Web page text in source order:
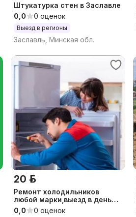
Штукатурка стен в Заславле
0,0
0 оценок
Выезд в регионы
Заславль, Минская обл.
20 р.
Ремонт холодильников
любой марки,выезд в день
обращения
0,0
0 оценок